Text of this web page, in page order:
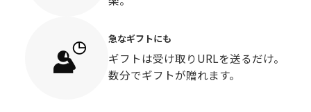
急なギフトにも
ギフトは受け取りURLを送るだけ。
数分でギフトが贈れます。